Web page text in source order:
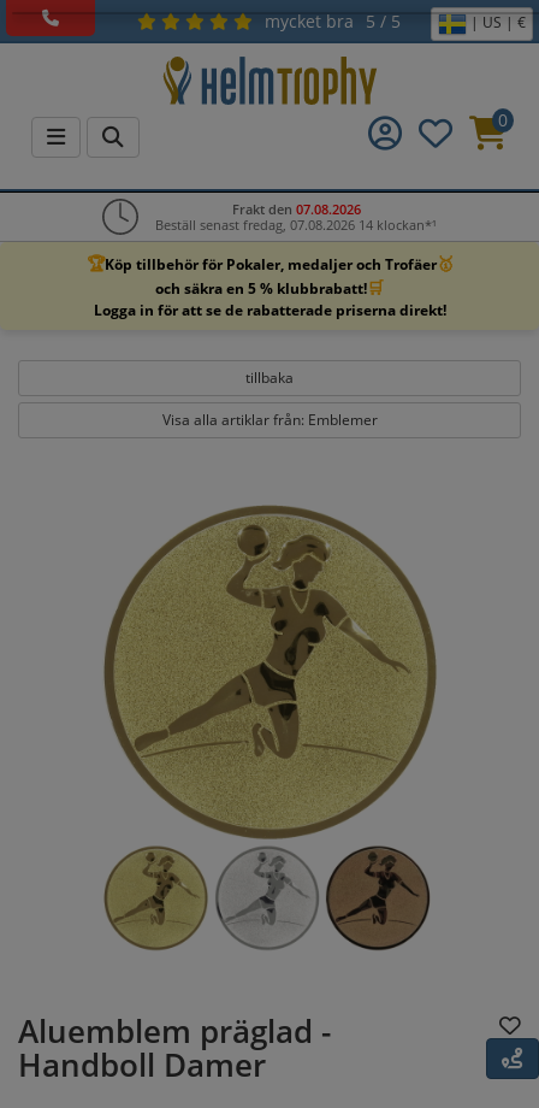
mycket bra 5 / 5 | US | €
0
Frakt den 07.08.2026
Beställ senast fredag, 07.08.2026 14 klockan*¹
🏆Köp tillbehör för Pokaler, medaljer och Trofäer🥇
och säkra en 5 % klubbrabatt!🛒
Logga in för att se de rabatterade priserna direkt!
tillbaka
Visa alla artiklar från: Emblemer
Aluemblem präglad -
Handboll Damer